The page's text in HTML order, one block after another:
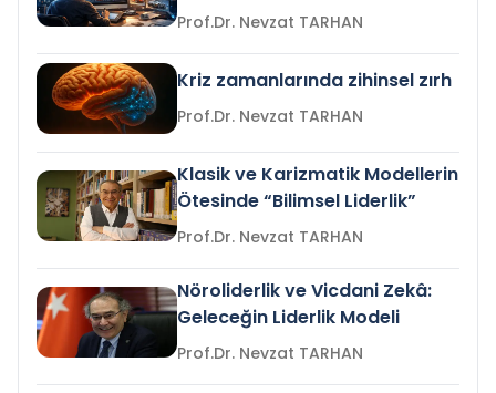
Prof.Dr. Nevzat TARHAN
Kriz zamanlarında zihinsel zırh
Prof.Dr. Nevzat TARHAN
Klasik ve Karizmatik Modellerin
Ötesinde “Bilimsel Liderlik”
Prof.Dr. Nevzat TARHAN
Nöroliderlik ve Vicdani Zekâ:
Geleceğin Liderlik Modeli
Prof.Dr. Nevzat TARHAN